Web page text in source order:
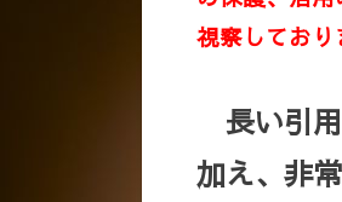
視察しており
長い引
加え、非